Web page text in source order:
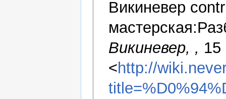
Викиневер
Викиневер, , 15
<http://